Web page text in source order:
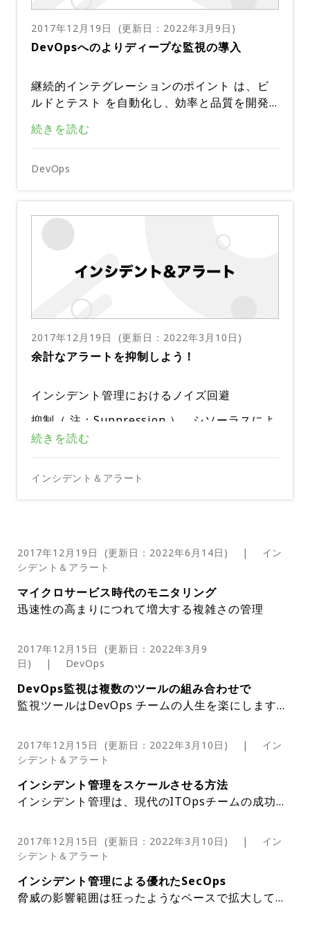
Docker Hubは、基本的なイメージスキャン機
能を提供します。プロセスをより詳細に制御す
るには、ファイアウォールの背後でも機能する
Dock（Docker Trusted Registry）を選択す
ontainer Registryのような多くのサードパー
ティのイメージスキャナがあります。どのイメ
ージスキャニングツールを選択するにしても、
リポジトリを選択し、未確認のイメージを使用
する必要がある場合は、常に完全にスキャンさ
ockerスタックのすべてのレイヤーを保護しま
す。Twistlockのようなツールは、全面的にコ
の監視を1カ所でできるように​​します。
クラウド監視ツール
Threatstack、Signal Sciences、Evident.io
などのツールは、Webアプリケーションやク
を強化するソリューションです。これらのツー
ルは、パブリッククラウド環境の急速な変化に
アンス要件を満たすのを助けてくれるのでリス
クを軽減するのに役立ちます。
オープンソースの監視ツールは、あらゆる監視
クラウドネイティブアプリケーション用に専用
に設計されており、活気にあふれた開発者コミ
ュニティが持続しています。
アウォールを提供するのではなく、Calicoは各
インスタンスを1つのファイアウォールで保護
ッドが侵害された場合でも、他のサービスやポ
ッドは安全に保たれます。Calicoでは、ポリシ
できます。サービスにアクセスするだけで、タ
取り消すことができます。
h社のElasticsearch（解析） + Logstash（収
集） + Kibana（可視化）の3つの製品の総
称）は、ログ解析ソリューションとして説明の
必要はありません。スタックのデータベースコ
ンポーネントであるElasticsearchは、ログデ
ータの分散ストレージと分析を提供します。シ
ャード（注）用の自動フェイルオーバーとクエ
リの並列処理により、ELKスタックは規模に合
わせて構築されます。使用量を増やすと、ELK
スタックを維持するのが難しくなるかもしれま
せんが、ベンダーがスタックのメンテナンスを
できるように、ELK用のマネージドサービスを
選ぶことができます。
（注：DBのインデックスは、単一ノードのハ
ードウェア制限を超える大量のデータを格納し
解決するために、Elasticsearchは、複数の部
と呼んでます。）
Prometheusは今日最もホットなオープンソー
スの監視ツールの1つです。これは主にKuber
netesとの深い統合によるものです。これは、
ポッド、サービス、コンテナ、ノードなどのK
ubernetesコンポーネントを自動的に検出しま
す。アラートと通知の基本的な管理を行うアラ
ートマネージャが含まれています。高度なアラ
ために、PagerDutyのようなプラットフォー
ムと統合されています。
ログ分析ツール
ELKスタックを独自に管理するのは面倒な作業
です。特に、ノードの限界に達するとシャーデ
ィングがスムーズに行われるようにするのは手
ogicのようなクラウドベースのログ解析ソリュ
ーションが必要かもしれません。これらのソリ
ューションは、機械学習を活用してログデータ
から予測に役立つ洞察を収集します。また、他
スタックが複雑であると、すべてのコンポーネ
ントに関するレポートデータが常に流れ込んで
きます。これは圧倒的な量になり、ノイズの中
の重要なアラートを見落とす原因となります。
ーションで、他のすべてのセキュリティ監視ツ
ールを補完することが不可欠です。
PagerDutyは、様々な監視ツールと統合し、
すべてのメトリックを1カ所に統合します。パ
ワフルな自動化ルールを適用して誤検知を減ら
実現されます。
ChatOpsツール
が、今日ではSlack、HipChat、Flockなどの
コミュニケーションツールがチームコラボレー
ションを促進します。また、チャットボットが
マシンが生成したデータをチャットインターフ
インシデント管理ソリューション全体でアクシ
ョンを同期させ、インシデントをより迅速に共
同作業し解決することができます。
クラウドネイティブのアプリケーションを保護
する際には、DevSecOpsとインシデントのラ
してください。多くのツールはユニークな機能
を提供しますが、選択したツールが他のツール
問題を検出する際に最大の馬力を発揮できるだ
けでなく、最も重要なときに指先で適切なデー
タを取得できるようになります。
2017年12月19日 (更新日： 2022年3月9日 )
DevOpsへのよりディープな監視の導入
継続的インテグレーションのポイント は、ビ
ルドとテスト を自動化し、効率と品質を開発
続的インテグレーションプロセスに伴って頻繁
な更新が行われると、状況が悪化してしまうこ
とがあります。
重大なインシデントや何か悪いことが起こると
に常にそうなるでしょうか。初めからインシデ
ント管理を継続的インテグレーションプロセス
性、透明性を全く新しいレベルに引き上げるこ
とができます。
ここでは、いかにしてDevOpsへの深い監視を
するかについて説明します。
レーションフェーズから始まります
DevOpsの目標は、開発チームと運用チームの
協力を促進し、お互いのニーズを理解し、状況
はなく共に解決することです。稼働時間の向上
は必ずしもOpsチームだけの役割ではありませ
ん。DevOpsでは、新たに加わった開発者でさ
え稼働時間に責任を感じ、ダウン時には協働す
リットのひとつは、開発チームと品質管理チー
うことです。新しいビルドがコミットされるた
びに、一連の自動ユニットテストによってコー
ベルで実装されていれば、何か不具合が発生し
を効果的に解決できます。こうして、誰も責め
ずに、パニックに陥ることもなく迅速にトラブ
ルシューティングを行うことができます。イン
シデント管理を導入すれば高い品質を求める文
緊急医療チームと同じように、責任者が現場に
到着する前に最初に働く初心者のエンジニア、
は、監視データをチーム間で見えるようにする
モニタリングとオンコール管理システムが必要
であり、公平なシフトに基づいて計画外の作業
チーム全体の取り組みと進行状況を把握するこ
とで、誰もが自分の仕事に集中できるようにな
ります。多くの企業は、悪い事が起こったとき
して、Opsチームは不信のために変更を控えて
いると非難され、更新が遅くなります。
Devチームが計画段階から変更点についてOps
チームに情報公開を行っている場合、それがビ
ジネス全体にどのように役立つかを理解するこ
うにいつも準備ができているため、安心してい
られます。
早い段階でインシデント管理を実装すること
で、アプリケーションの健全性と問題が発生し
より迅速にトラブルシューティングを行うこと
ができます。
チーム全体が、危機の間お互いの責任を認識し
ているほど、彼らはより効果的に動き、より速
く正常に戻すことができます。
複数のソースからデータを収集し、相関させ、
分析することにより、DevとOpsは継続的な洞
は実用的になった場合にのみ価値があります。
インシデント管理ソリューションを使用する
にはアプリを壊してしまう可能性のある問題を
ゼロにすることさえできます。
ている時にリアルタイム通知を提供すること
で、実際に役立つことを確認してください。さ
まざまな重大度の問題の経路を決めるプロセス
を定義することは非常に重要です。データを捨
てようとは思いませんが、手元の問題を解決す
されることは望みません。
するためには、継続的インテグレーションとイ
ンシデント管理が不可欠です。チーム全体にと
に対するより迅速な対応が可能になります。イ
ンシデント管理によってDevOpsエンジンは故
障することなくスムーズに回転するようになり
ます。
続きを読む
DevOps
2017年12月19日 (更新日： 2022年3月10日 )
余計なアラートを抑制しよう！
インシデント管理におけるノイズ回避
抑制（ 注：Suppression ）。シソーラスによ
ると、この単語は削除、排除、消滅などの用語
しかし、インシデント管理の文脈の中では、抑
制とは全く異なることを意味します。永遠にデ
法として機能します。
ここでは、抑制がインシデント管理を合理化す
抑制が重要な理由
インシデント管理に抑制が役立つのはなぜでし
ょう。簡単に言えば、現代のインフラストラク
チャは大量のアラートを生成するので、管理者
は全てのアラートをレビューできないのです。
づきます。つまり、アラートの量に圧倒されて
燃え尽きてしまい、本当に重要なアラートを無
視するようになってしまいます。また、アラー
トに注意を払うのをやめるとインシデント管理
アラート抑制はこの問題を回避する方法です。
とで、対処可能で優先度の高いアラートを重視
するようにできます。また、ダッシュボードに
るので、アラート疲れを防ぐのに役立ちます。
例えば、ワークステーション群が更新プログラ
ムのインストール後に1週間に1回再起動する
ようになってしまったケースを考えてみましょ
う。ワークステーションが再起動後にオフライ
デントダッシュボードにこれらを追加すると、
ダッシュボードが役に立たなくなってしまうで
しょう。それらのアラートは特にアクションを
必要としないルーチンの手続き型イベントが起
ないノイズを管理者のダッシュボードに表示さ
せないようにするには、管理者はインシデント
ンの再起動に関連するアラートを抑制すること
ができます。
抑制はゼロか100かという問題ではありません
ぶのではないということです。つまり、管理者
のオプションは、特定のタイプのすべてのアラ
ートを有効にするか、またはすべてのアラート
を永久に抑制するか、ということではありませ
そうではなく、抑制にはもっと繊細なアプロー
チをとることができます。特定の期間内に繰り
返し発生しない限り、特定の種類のアラートが
抑制されるように設定できます。あるアラート
うに設定したり、他の時間帯には抑制するよう
に設定したりすることもできます。同様に、管
理者は特定の種類のデバイスで発生した特定の
種類のアラートは抑制したいが、他の種類のア
こういう柔軟性はアラートの有効性を最大限に
シーを適用するのではなく適切に調整すれば、
インシデント管理システムに不要なノイズを出
とができます。
上記の例では、繊細な抑制が役に立ちます。私
が指摘したように、管理者は普通、ワークステ
ーションがソフトウェア更新後、深夜に再起動
したときに出すアラートは受信したくありませ
抑制はデータの損失を意味しません
続きを読む
インシデント＆アラート
2017年12月19日 (更新日： 2022年6月14日 ) | イン
シデント＆アラート
マイクロサービス時代のモニタリング
迅速性の高まりにつれて増大する複雑さの管理
スはアプリケーションを構築して展開する新しい方
法として浮上しました。マイクロサービスのトレン
ドを受け入れる理由はたくさんあります。
マイクロサービスを採用する場合は、マイクロサー
解しておく必要があります。 インシデント管理に関
して言えば、マイクロサービスとモノリシックアー
いほど、アプリケーションとインフラストラクチャ
の健全性と継続性を維持するために、監視と管理が
マイクロサービスがいかにIT監視の課題を増やす
か、そして増大する複雑さを組織がどのように処理
すべきかを探ってみましょう。
マイクロサービスの定義
合わせて完全なアプリケーションを形成する小さな
アプリケーションコンポーネントです。 Dockerを
使用してアプリケーションをデプロイする場合は、
複数のコンテナで構成されている可能性がありま
DevOpsはソフトウェアの継続的デリバリーを奨励
しているため、マイクロサービスはこの数年間で普
及してきました。管理者はアプリケーション内の特
定のマイクロサービスの問題を追跡できるため、マ
は管理しやすくなります。アプリケーションの特定
のコンポーネントへの更新では、アプリ全体ではな
くそのマイクロサービスだけを再起動できるため更
新するのも簡単です。以上のような理由から、マイ
クロサービスは継続的デリバリーを容易にします。
2013年にDockerが導入されたことで、マイクロサ
ービスへの関心が高まりました。Dockerコンテナ
ブロックを提供し、モノリシックアーキテクチャに
従って設計されたレガシーアプリケーションをマイ
移行パスを提供します。
複雑さ：マイクロサービスのトレードオフ
マイクロサービスを採用している組織は、インフラ
に追加する複雑さを考慮する必要があります。モノ
リケーションに変換されると、管理者が監視すべき
パーツが増大します。
たとえば、フロントエンドとデータベースがそのア
プリケーション専用の仮想サーバ上で単一のアプリ
ケーションとして実行される、モノリシックなWeb
アプリケーションを考えてみましょう。このアプリ
ここで、コンテナのセットとしてデプロイされた同
じアプリを考えてみましょう。単一の仮想サーバで
念のために言えば、私はマイクロサービスが悪いア
2017年12月15日 (更新日： 2022年3月9
日 ) | DevOps
DevOps監視は複数のツールの組み合わせで
監視ツールはDevOps チームの人生を楽にします。
的なワークフローとエンドユーザーの幸せを手に入
れることができます。
ほとんどの開発チームのための通常の監視ツールキ
定されません）。
インフラ監視ツール アプリケーション・パフォーマ
ンス・モニタリング（APM）ツール ログ解析ツー
各レイヤーに目を通し、あなたのDevOps監視プロ
これらのツールは、サーバ、ルータ、スイッチなど
できます。インフラストラクチャ監視ツールは、重
要なビジネスプロセスに影響を与える前に、ITイン
インフラストラクチャの健全性を監視することで、
インフラストラクチャ上で実行されているアプリケ
例：Nagios、Zabbix
2017年12月15日 (更新日： 2022年3月10日 ) | イン
シデント＆アラート
インシデント管理をスケールさせる方法
インシデント管理は、現代のITOpsチームの成功に
インシデント管理をスケールさせることは、成長の
痛みを引き起こす可能性があります。監視が必要な
大するにつれて、ノイズも増え、オンコールスタッ
フの管理の複雑さも増えます。チームのエンジニア
スケーリングが深刻な問題になる例を参考にまずこ
あなたは会社が新しい事業を買ったのを知りまし
た。そこで、あなたは新たなインシデント管理プロ
しかし、現実は完璧ではありません。新しい会社
2017年12月15日 (更新日： 2022年3月10日 ) | イン
シデント＆アラート
インシデント管理による優れたSecOps
脅威の影響範囲は狂ったようなペースで拡大してい